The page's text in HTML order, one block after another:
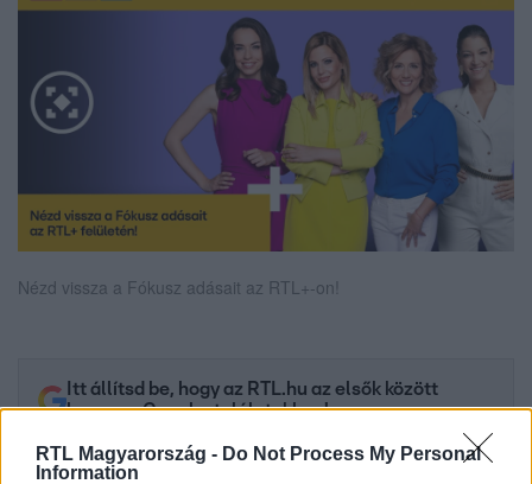
RTL Magyarország - Do Not Process My Personal
Information
Nézd vissza a Fókusz adásait az RTL+-on!
Itt állítsd be, hogy az RTL.hu az elsők között
legyen a Google-találatokban!